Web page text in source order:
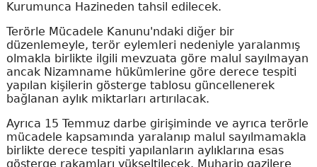
Kurumunca Hazineden tahsil edilecek.
Terörle Mücadele Kanunu'ndaki diğer bir
düzenlemeyle, terör eylemleri nedeniyle yaralanmış
olmakla birlikte ilgili mevzuata göre malul sayılmayan
ancak Nizamname hükümlerine göre derece tespiti
yapılan kişilerin gösterge tablosu güncellenerek
bağlanan aylık miktarları artırılacak.
Ayrıca 15 Temmuz darbe girişiminde ve ayrıca terörle
mücadele kapsamında yaralanıp malul sayılmamakla
birlikte derece tespiti yapılanların aylıklarına esas
gösterge rakamları yükseltilecek. Muharip gazilere